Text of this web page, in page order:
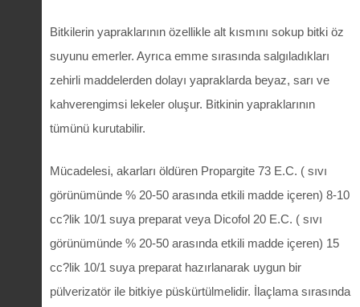
Bitkilerin yapraklarının özellikle alt kısmını sokup bitki öz
suyunu emerler. Ayrıca emme sırasında salgıladıkları
zehirli maddelerden dolayı yapraklarda beyaz, sarı ve
kahverengimsi lekeler oluşur. Bitkinin yapraklarının
tümünü kurutabilir.
Mücadelesi, akarları öldüren Propargite 73 E.C. ( sıvı
görünümünde % 20-50 arasında etkili madde içeren) 8-10
cc?lik 10/1 suya preparat veya Dicofol 20 E.C. ( sıvı
görünümünde % 20-50 arasında etkili madde içeren) 15
cc?lik 10/1 suya preparat hazırlanarak uygun bir
pülverizatör ile bitkiye püskürtülmelidir. İlaçlama sırasında